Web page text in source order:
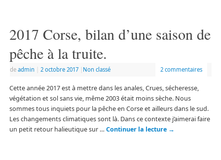
2017 Corse, bilan d’une saison de
pêche à la truite.
de admin 2 octobre 2017 Non classé 2 commentaires
Cette année 2017 est à mettre dans les anales, Crues, sécheresse,
végétation et sol sans vie, même 2003 était moins sèche. Nous
sommes tous inquiets pour la pêche en Corse et ailleurs dans le sud.
Les changements climatiques sont là. Dans ce contexte j’aimerai faire
un petit retour halieutique sur … Continuer la lecture →